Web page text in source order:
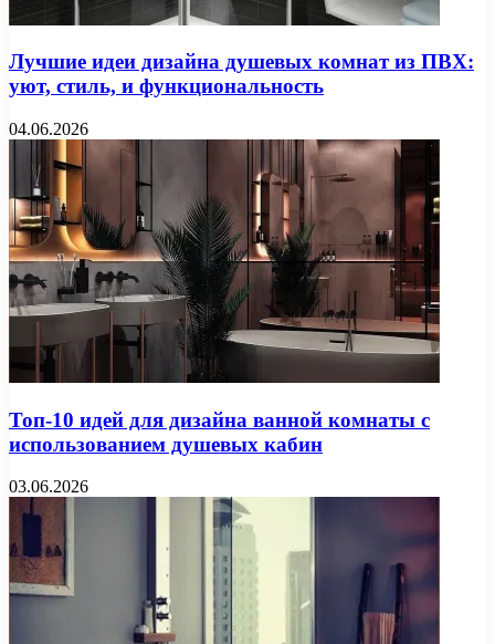
Лучшие идеи дизайна душевых комнат из ПВХ:
уют, стиль, и функциональность
04.06.2026
Топ-10 идей для дизайна ванной комнаты с
использованием душевых кабин
03.06.2026